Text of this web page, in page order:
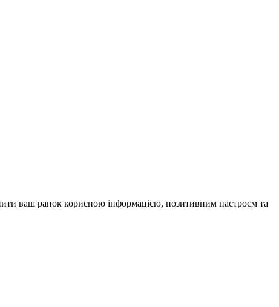
ваш ранок корисною інформацією, позитивним настроєм та